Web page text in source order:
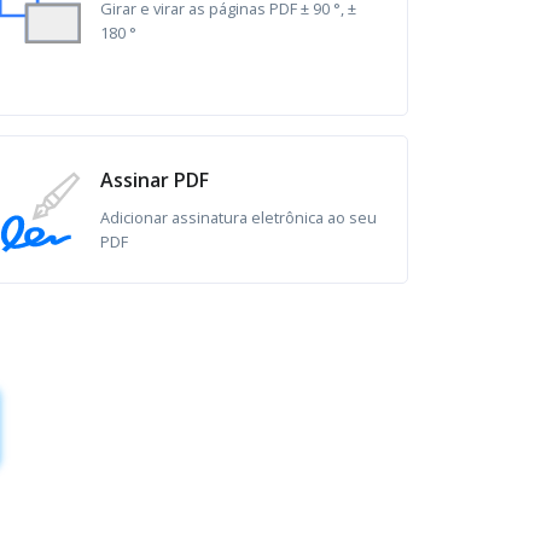
Girar e virar as páginas PDF ± 90 °, ±
180 °
Assinar PDF
Adicionar assinatura eletrônica ao seu
PDF